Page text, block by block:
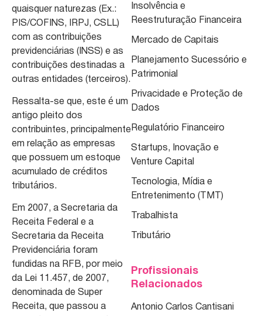
quaisquer naturezas (Ex.:
PIS/COFINS, IRPJ, CSLL)
com as contribuições
previdenciárias (INSS) e as
contribuições destinadas a
outras entidades (terceiros).
Ressalta-se que, este é um
antigo pleito dos
contribuintes, principalmente
em relação as empresas
que possuem um estoque
acumulado de créditos
tributários.
Em 2007, a Secretaria da
Receita Federal e a
Secretaria da Receita
Previdenciária foram
fundidas na RFB, por meio
da Lei 11.457, de 2007,
denominada de Super
Receita, que passou a
Insolvência e
Reestruturação Financeira
Mercado de Capitais
Planejamento Sucessório e
Patrimonial
Privacidade e Proteção de
Dados
Regulatório Financeiro
Startups, Inovação e
Venture Capital
Tecnologia, Mídia e
Entretenimento (TMT)
Trabalhista
Tributário
Profissionais
Relacionados
Antonio Carlos Cantisani